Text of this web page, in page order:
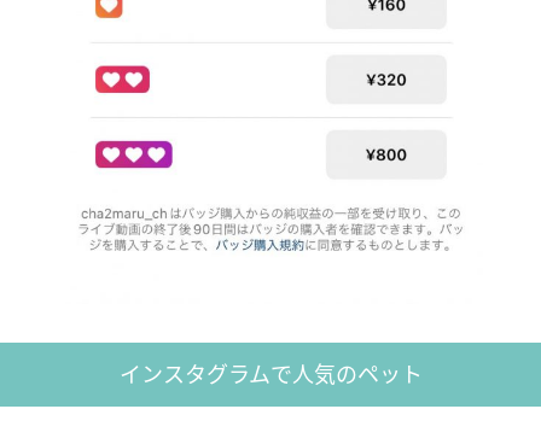
インスタグラムで人気のペット